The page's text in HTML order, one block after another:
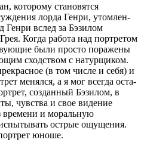
которому становятся
лорда Генри, утом­лен­
Генри вслед за Бэзилом
Когда работа над портретом
были просто поражены
сходством с натурщиком.
(в том числе и себя) и
менялся, а я мог всегда оста­
созданный Бэзилом, в
чувства и свое видение
времени и моральную
острые ощущения.
юноше.